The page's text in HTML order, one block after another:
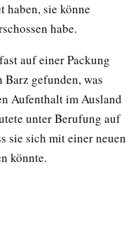
haben, sie könne
habe.
auf einer Packung
gefunden, was
Aufenthalt im Ausland
unter Berufung auf
sie sich mit einer neuen
könnte.